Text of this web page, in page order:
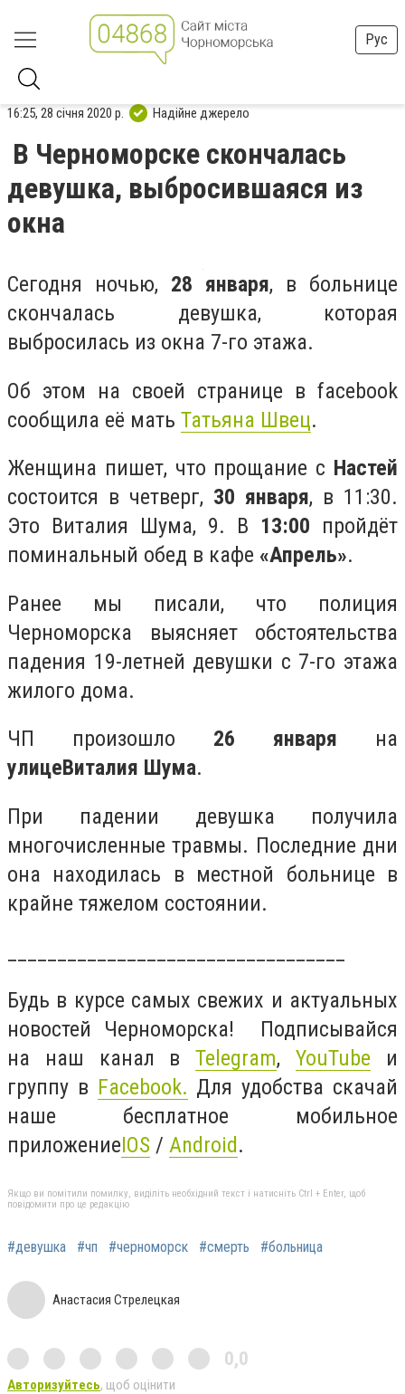
Рус
16:25, 28 січня 2020 р. Надійне джерело
В Черноморске скончалась
девушка, выбросившаяся из
окна
Сегодня ночью, 28 января, в больнице
скончалась девушка, которая
выбросилась из окна 7-го этажа.
Об этом на своей странице в facebook
сообщила её мать Татьяна Швец.
Женщина пишет, что прощание с Настей
состоится в четверг, 30 января, в 11:30.
Это Виталия Шума, 9. В 13:00 пройдёт
поминальный обед в кафе «Апрель».
Ранее мы писали, что полиция
Черноморска выясняет обстоятельства
падения 19-летней девушки с 7-го этажа
жилого дома.
ЧП произошло 26 января на
улицеВиталия Шума.
При падении девушка получила
многочисленные травмы. Последние дни
она находилась в местной больнице в
крайне тяжелом состоянии.
Будь в курсе самых свежих и актуальных
новостей Черноморска! Подписывайся
на наш канал вTelegram,YouTube и
группу в Facebook. Для удобства скачай
наше бесплатное мобильное
приложениеIOS / Android.
Якщо ви помітили помилку, виділіть необхідний текст і натисніть Ctrl + Enter, щоб
повідомити про це редакцію
#девушка #чп #черноморск #смерть #больница
Анастасия Стрелецкая
0,0
Авторизуйтесь, щоб оцінити